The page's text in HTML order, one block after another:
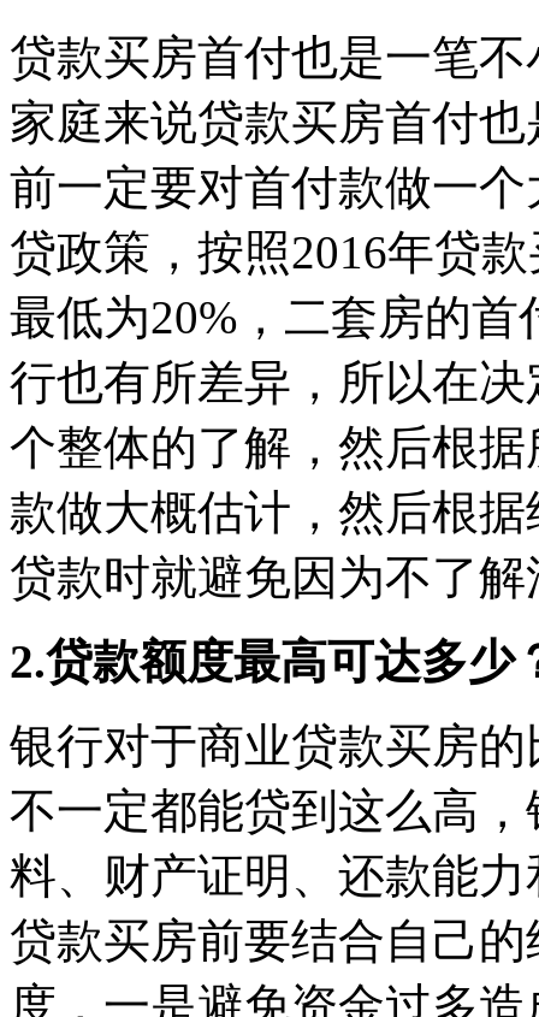
贷款买房首付也是一笔
家庭来说贷款买房首付
前一定要对首付款做一
贷政策，按照2016年贷
最低为20%，二套房的
行也有所差异，所以在
个整体的了解，然后根
款做大概估计，然后根
贷款时就避免因为不了
2.贷款额度最高可达多少
银行对于商业贷款买房
不一定都能贷到这么高
料、财产证明、还款能
贷款买房前要结合自己
度，一是避免资金过多